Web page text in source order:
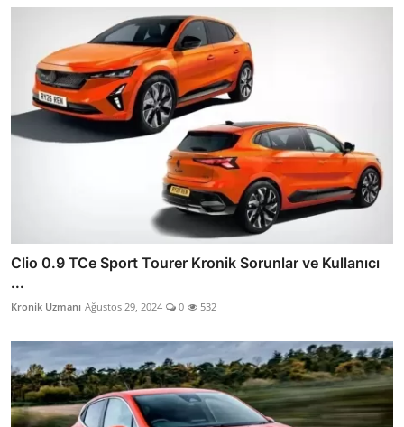
Clio 0.9 TCe Sport Tourer Kronik Sorunlar ve Kullanıcı
...
Kronik Uzmanı Ağustos 29, 2024 0 532